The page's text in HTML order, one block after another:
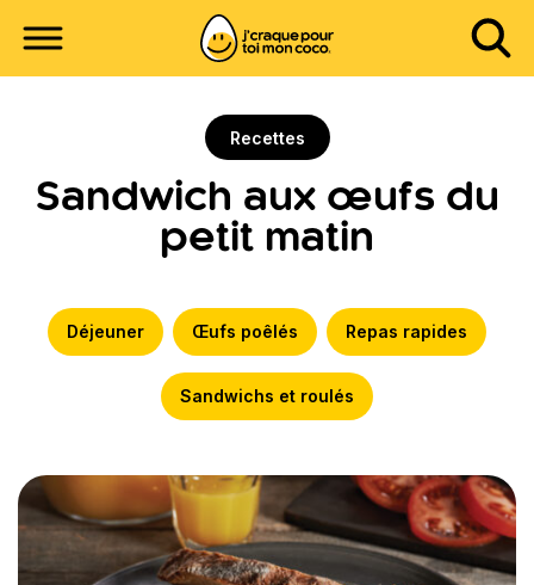
Recettes
Sandwich aux œufs du
petit matin
Déjeuner Œufs poêlés Repas rapides
Sandwichs et roulés